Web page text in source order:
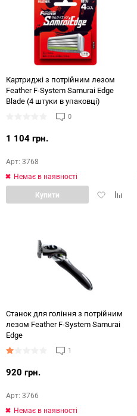
Картриджі з потрійним лезом
Feather F-System Samurai Edge
Blade (4 штуки в упаковці)
0
1 104 грн.
Арт: 3768
Немає в наявності
ДодатиДодати
Купити
Станок для гоління з потрійним
лезом Feather F-System Samurai
Edge
1
920 грн.
Арт: 3766
Немає в наявності